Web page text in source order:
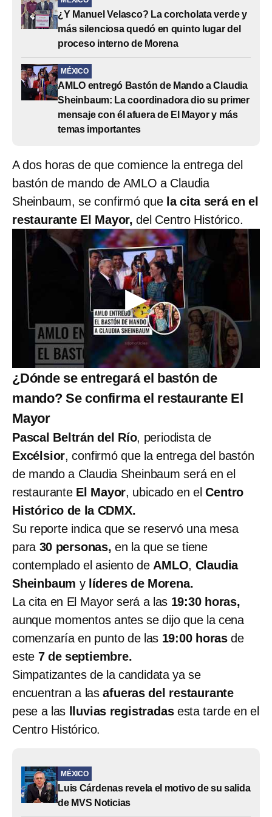
¿Y Manuel Velasco? La corcholata verde y
más silenciosa quedó en quinto lugar del
proceso interno de Morena
MÉXICO
AMLO entregó Bastón de Mando a Claudia
Sheinbaum: La coordinadora dio su primer
mensaje con él afuera de El Mayor y más
temas importantes
A dos horas de que comience la entrega del
bastón de mando de AMLO a Claudia
Sheinbaum, se confirmó que la cita será en el
restaurante El Mayor, del Centro Histórico.
¿Dónde se entregará el bastón de
mando? Se confirma el restaurante El
Mayor
Pascal Beltrán del Río, periodista de
Excélsior, confirmó que la entrega del bastón
de mando a Claudia Sheinbaum será en el
restaurante El Mayor, ubicado en elCentro
Histórico de la CDMX.
Su reporte indica que se reservó una mesa
para 30 personas,en la que se tiene
contemplado el asiento deAMLO, Claudia
Sheinbaum y líderes de Morena.
La cita en El Mayor será a las 19:30 horas,
aunque momentos antes se dijo que la cena
comenzaría en punto de las 19:00 horas de
este 7 de septiembre.
Simpatizantes de la candidata ya se
encuentran a lasafueras del restaurante
pese a las
lluvias registradasesta tarde en el
Centro Histórico.
MÉXICO
Luis Cárdenas revela el motivo de su salida
de MVS Noticias